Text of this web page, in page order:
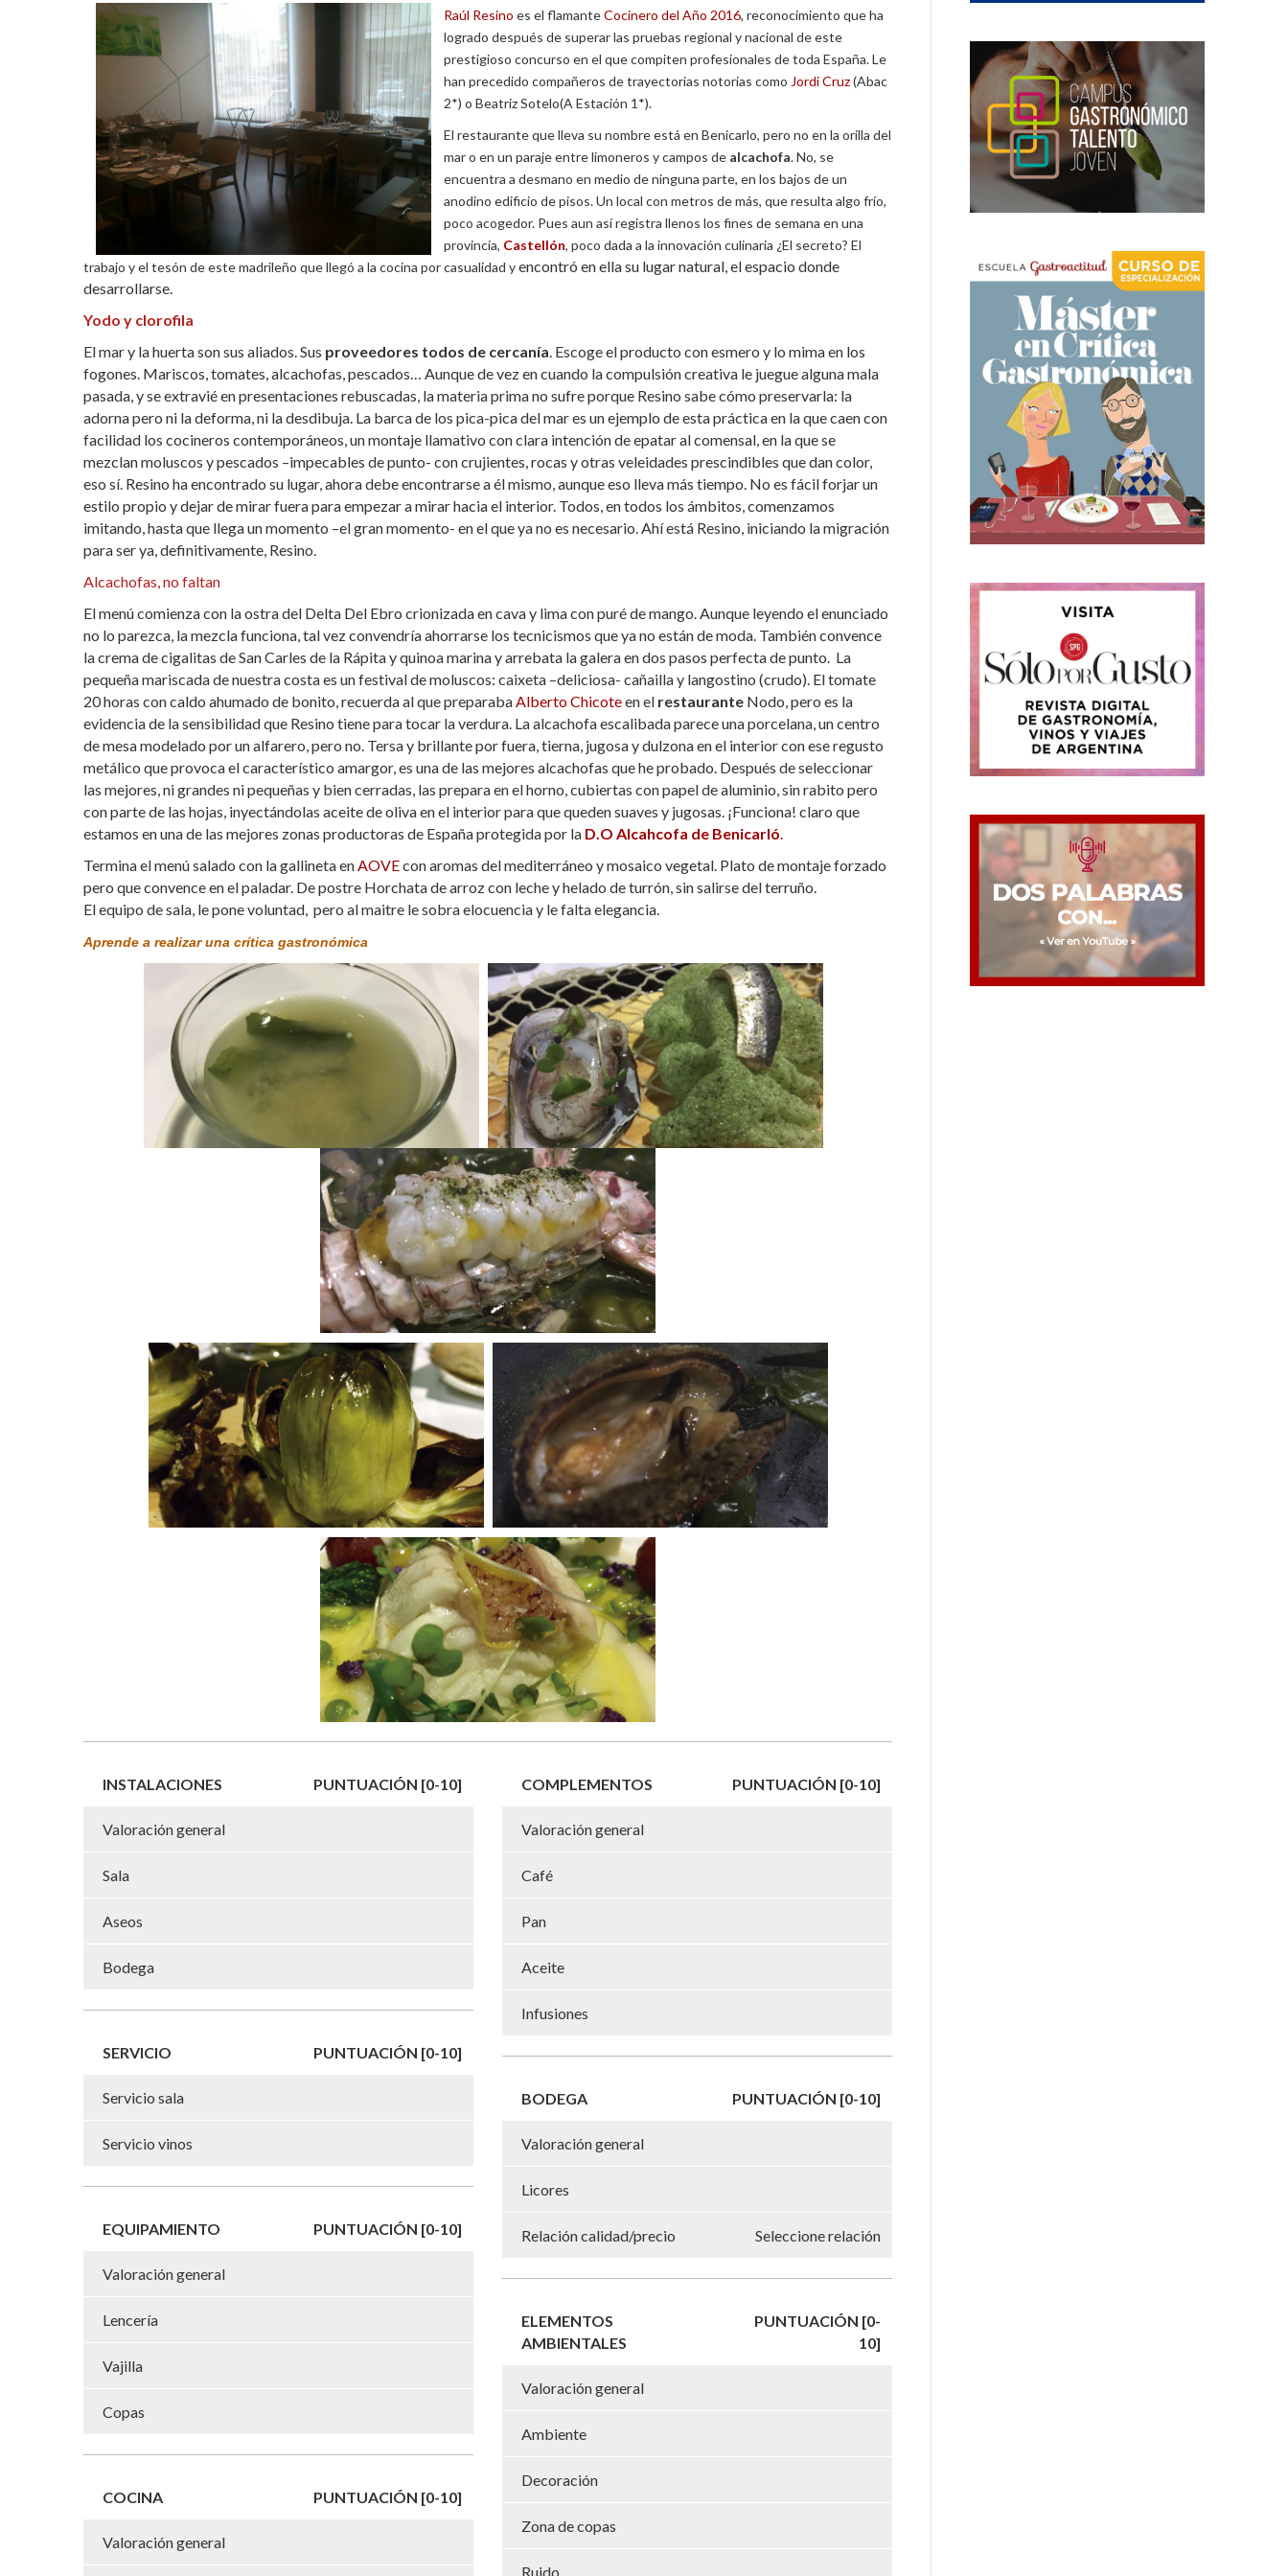
Raúl Resino es el flamanteCocinero del Año 2016, reconocimiento que ha
logrado después de superar las pruebas regional y nacional de este
prestigioso concurso en el que compiten profesionales de toda España. Le
han precedido compañeros de trayectorias notorias como Jordi Cruz(Abac
2*) o Beatriz Sotelo(A Estación 1*).
El restaurante que lleva su nombre está en Benicarlo, pero no en la orilla del
mar o en un paraje entre limoneros y campos de alcachofa. No, se
encuentra a desmano en medio de ninguna parte, en los bajos de un
anodino edificio de pisos. Un local con metros de más, que resulta algo frío,
poco acogedor. Pues aun así registra llenos los fines de semana en una
provincia, Castellón, poco dada a la innovación culinaria ¿El secreto? El
trabajo y el tesón de este madrileño que llegó a la cocina por casualidad yencontró en ella su lugar natural, el espacio donde
desarrollarse.
Yodo y clorofila
El mar y la huerta son sus aliados. Sus proveedores todos de cercanía . Escoge el producto con esmero y lo mima en los
fogones. Mariscos, tomates, alcachofas, pescados… Aunque de vez en cuando la compulsión creativa le juegue alguna mala
pasada, y se extravié en presentaciones rebuscadas, la materia prima no sufre porque Resino sabe cómo preservarla: la
adorna pero ni la deforma, ni la desdibuja. La barca de los pica-pica del mar es un ejemplo de esta práctica en la que caen con
facilidad los cocineros contemporáneos, un montaje llamativo con clara intención de epatar al comensal, en la que se
mezclan moluscos y pescados –impecables de punto- con crujientes, rocas y otras veleidades prescindibles que dan color,
eso sí. Resino ha encontrado su lugar, ahora debe encontrarse a él mismo, aunque eso lleva más tiempo. No es fácil forjar un
estilo propio y dejar de mirar fuera para empezar a mirar hacia el interior. Todos, en todos los ámbitos, comenzamos
imitando, hasta que llega un momento –el gran momento- en el que ya no es necesario. Ahí está Resino, iniciando la migración
para ser ya, definitivamente, Resino.
Alcachofas, no faltan
El menú comienza con la ostra del Delta Del Ebro crionizada en cava y lima con puré de mango. Aunque leyendo el enunciado
no lo parezca, la mezcla funciona, tal vez convendría ahorrarse los tecnicismos que ya no están de moda. También convence
la crema de cigalitas de San Carles de la Rápita y quinoa marina y arrebata la galera en dos pasos perfecta de punto. La
pequeña mariscada de nuestra costa es un festival de moluscos: caixeta –deliciosa- cañailla y langostino (crudo). El tomate
20 horas con caldo ahumado de bonito, recuerda al que preparaba Alberto Chicoteen el restaurante Nodo, pero es la
evidencia de la sensibilidad que Resino tiene para tocar la verdura. La alcachofa escalibada parece una porcelana, un centro
de mesa modelado por un alfarero, pero no. Tersa y brillante por fuera, tierna, jugosa y dulzona en el interior con ese regusto
metálico que provoca el característico amargor, es una de las mejores alcachofas que he probado. Después de seleccionar
las mejores, ni grandes ni pequeñas y bien cerradas, las prepara en el horno, cubiertas con papel de aluminio, sin rabito pero
con parte de las hojas, inyectándolas aceite de oliva en el interior para que queden suaves y jugosas. ¡Funciona! claro que
estamos en una de las mejores zonas productoras de España protegida por la D.O Alcahcofa de Benicarló
Termina el menú salado con la gallineta en AOVEcon aromas del mediterráneo y mosaico vegetal. Plato de montaje forzado
pero que convence en el paladar. De postre Horchata de arroz con leche y helado de turrón, sin salirse del terruño.
El equipo de sala, le pone voluntad, pero al maitre le sobra elocuencia y le falta elegancia.
Aprende a realizar una crítica gastronómica
INSTALACIONES PUNTUACIÓN [0-10]
Valoración general
Sala
Aseos
Bodega
SERVICIO PUNTUACIÓN [0-10]
Servicio sala
Servicio vinos
EQUIPAMIENTO PUNTUACIÓN [0-10]
Valoración general
Lencería
Vajilla
Copas
COCINA PUNTUACIÓN [0-10]
Valoración general
COMPLEMENTOS PUNTUACIÓN [0-10]
Valoración general
Café
Pan
Aceite
Infusiones
BODEGA PUNTUACIÓN [0-10]
Valoración general
Licores
Relación calidad/precio Seleccione relación
ELEMENTOS
AMBIENTALES
PUNTUACIÓN [0-
10]
Valoración general
Ambiente
Decoración
Zona de copas
Ruido